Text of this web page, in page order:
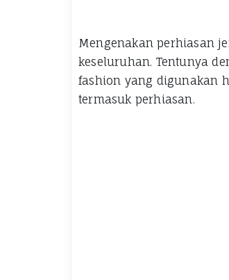
Mengenakan perhiasan
keseluruhan. Tentunya
fashion yang digunakan
termasuk perhiasan.